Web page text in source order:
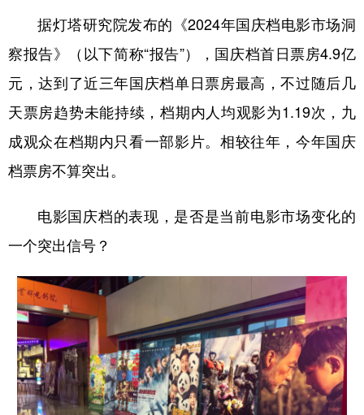
学术中国 乡村振兴 银龄 溯源中国
城市 旅游 能源 会展
彩票 娱乐 时尚 悦读
地方频道
北京
辽宁 江苏
浙江 安徽 福建 江西
山东 河南 湖北 湖南
广东 广西 海南 重庆
据灯塔研究院发布的《2024年国庆档电影市场洞
察报告》（以下简称“报告”），国庆档首日票房4.9亿
元，达到了近三年国庆档单日票房最高，不过随后几
天票房趋势未能持续，档期内人均观影为1.19次，九
成观众在档期内只看一部影片。相较往年，今年国庆
档票房不算突出。
电影国庆档的表现，是否是当前电影市场变化的
一个突出信号？